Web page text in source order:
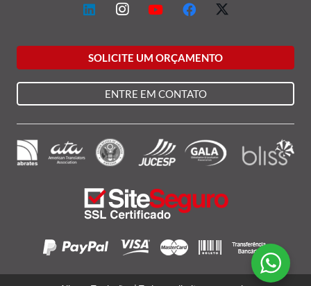
SOLICITE UM ORÇAMENTO
ENTRE EM CONTATO